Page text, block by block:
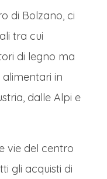
di Bolzano, ci
tra cui
di legno ma
in
dalle Alpi e
vie del centro
gli acquisti di